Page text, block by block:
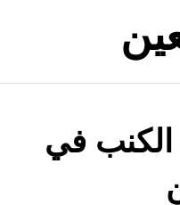
الكنب في